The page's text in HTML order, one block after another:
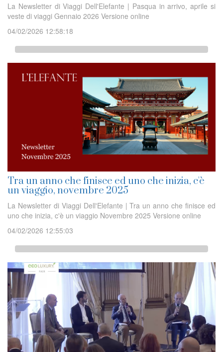
La Newsletter di Viaggi Dell'Elefante | Pasqua in arrivo, aprile si
veste di viaggi Gennaio 2026 Versione online
04/02/2026 12:58:18
Tra un anno che finisce ed uno che inizia, c'è
un viaggio, novembre 2025
La Newsletter di Viaggi Dell'Elefante | Tra un anno che finisce ed
uno che inizia, c'è un viaggio Novembre 2025 Versione online
04/02/2026 12:55:03